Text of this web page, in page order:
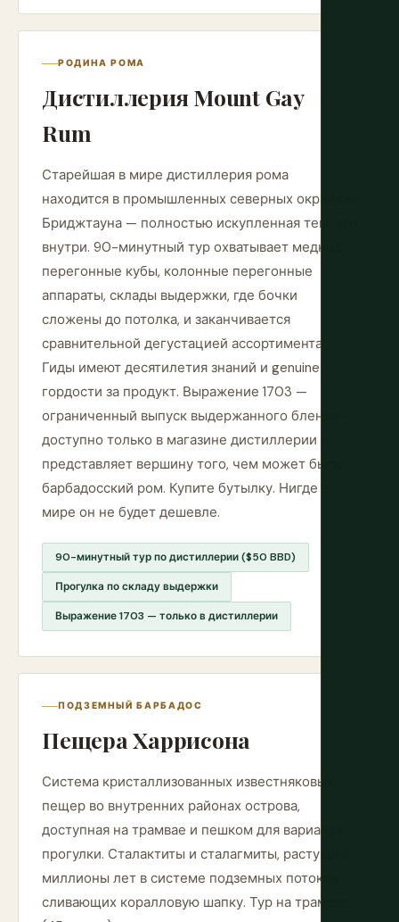
РОДИНА РОМА
Дистиллерия Mount Gay
Rum
Старейшая в мире дистиллерия рома
находится в промышленных северных окраинах
Бриджтауна — полностью искупленная тем, что
внутри. 90-минутный тур охватывает медные
перегонные кубы, колонные перегонные
аппараты, склады выдержки, где бочки
сложены до потолка, и заканчивается
сравнительной дегустацией ассортимента.
Гиды имеют десятилетия знаний и genuine
гордости за продукт. Выражение 1703 —
ограниченный выпуск выдержанного бленда —
доступно только в магазине дистиллерии и
представляет вершину того, чем может быть
барбадосский ром. Купите бутылку. Нигде в
мире он не будет дешевле.
90-минутный тур по дистиллерии ($50 BBD)
Прогулка по складу выдержки
Выражение 1703 — только в дистиллерии
ПОДЗЕМНЫЙ БАРБАДОС
Пещера Харрисона
Система кристаллизованных известняковых
пещер во внутренних районах острова,
доступная на трамвае и пешком для варианта
прогулки. Сталактиты и сталагмиты, растущие
миллионы лет в системе подземных потоков,
сливающих коралловую шапку. Тур на трамвае